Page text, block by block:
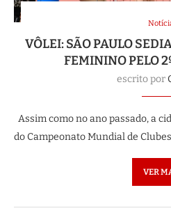
VÔLEI: SÃO PAULO
FEMININO PELO
escrito por
Assim como no ano passado, a
do Campeonato Mundial de
VER